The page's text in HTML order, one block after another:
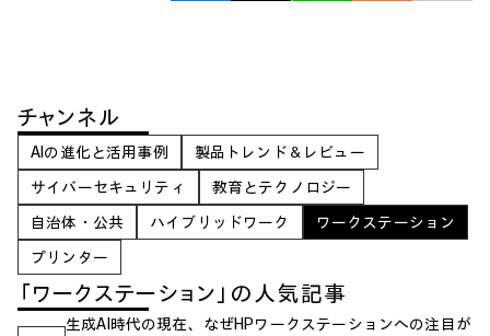
チャンネル
AIの進化と活用事例
製品トレンド＆レビュー
サイバーセキュリティ
教育とテクノロジー
自治体・公共
ハイブリッドワーク
ワークステーション
プリンター
「ワークステーション」の人気記事
生成AI時代の現在、なぜHPワークステーションへの注目が